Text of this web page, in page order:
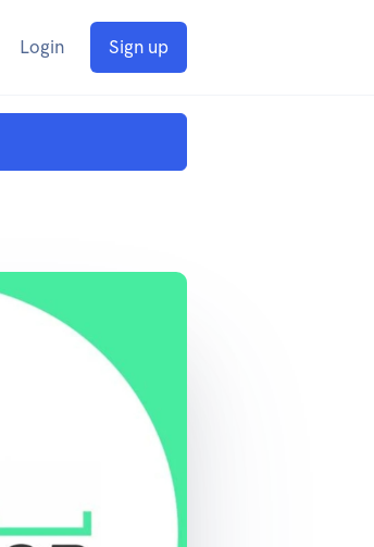
Login Sign up